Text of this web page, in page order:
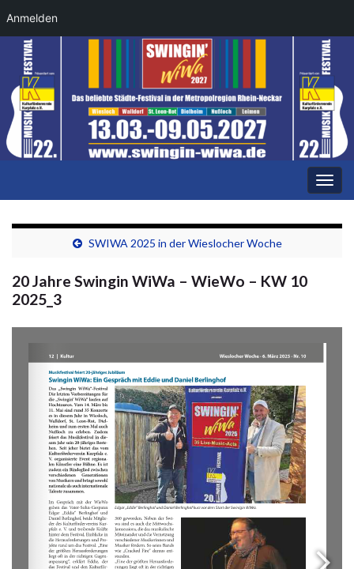
Anmelden
SWIWA 2025 in der Wieslocher Woche
20 Jahre Swingin WiWa – WieWo – KW 10
2025_3